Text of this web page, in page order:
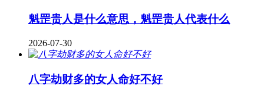
魁罡贵人是什么意思，魁罡贵人代表什么
2026-07-30
八字劫财多的女人命好不好